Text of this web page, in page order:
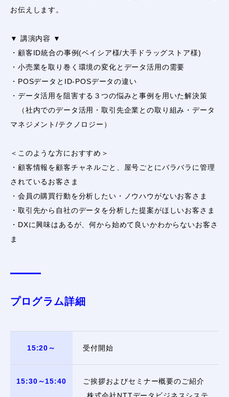
お伝えします。
▼ 講演内容 ▼
・顧客ID統合の事例(ベイシア様/大手ドラッグストア様)
・小売業を取り巻く環境の変化とデータ活用の需要
・POSデータとID-POSデータの違い
・データ活用を阻害する３つの悩みと事例を用いた解決策
（社内でのデータ活用・取引先企業との取り組み・データ
マネジメント/テクノロジー）
＜このような方におすすめ＞
・顧客情報を顧客チャネルごと、屋号ごとにバラバラに管理
されているお客さま
・会員の購買行動を分析したい・ノウハウがないお客さま
・取引先から自社のデータを分析した提案がほしいお客さま
・DXに興味はあるが、何から始めて良いかわからないお客さ
ま
プログラム詳細
15:20～ 受付開始
15:30～15:40
ご挨拶およびセミナー概要のご紹介